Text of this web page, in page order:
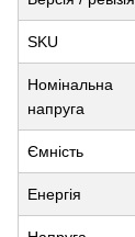
SKU
Номінальна
напруга
Ємність
Енергія